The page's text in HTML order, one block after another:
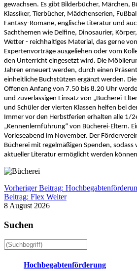
gewachsen. Es gibt Bilderbücher, Märchen,
Klassiker, Tierbücher, Mädchenserien,
Fantasy-Romane, englische Literatur und
Sachthemen wie Delfine, Dinosaurier,
Wetter - reichhaltiges Material, das gerne
Expertenvorträge ausgeliehen oder vom
den Unterricht eingesetzt wird. Die
Jahren erneuert werden, durch einen
einheitliche Buchstützen ergänzt werden.
Offenen Anfang von 7.50 bis 8.20 Uhr
und zuverlässigen Einsatz von „Bücherei-
und Schüler der vierten Klassen helfen bei
Immer vor den Herbstferien erhalten alle 1/
„Kennenlernführung“ von Bücherei-Eltern.
Vorleseabend im November. Der
Bücherei mit regelmäßigen Spenden, sodass
aktueller Literatur ermöglicht werden
Vorheriger Beitrag:
Beitrag: Flex Weiter
8 August 2026
Suchen
Hochbegabtenförderung